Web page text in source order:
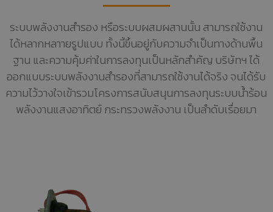
ระบบพลังงานสำรอง หรือระบบผสมผสานนั้น สามารถใช้งาน
ได้หลากหลาายรูปแบบ ทั้งนี้ขึ้นอยู่กับความจำเป็นทางด้านพื้น
ฐาน และความคุ้มค่าในการลงทุนเป็นหลักสำคัญ บริษัทฯ ได้
ออกแบบระบบพลังงานสำรองที่สามารถใช้งานได้จริง จนได้รับ
ความไว้วางใจเข้ารวมโครงการสนับสนุนการลงทุนระบบน้ำร้อน
พลังงานแสงอาทิตย์ กระทรวงพลังงาน เป็นลำดับเรื่อยมา